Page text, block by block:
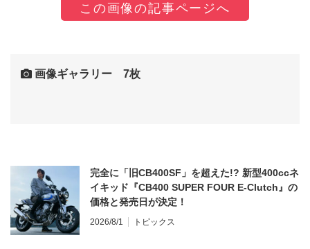
この画像の記事ページへ
画像ギャラリー 7枚
完全に「旧CB400SF」を超えた!? 新型400ccネ
イキッド『CB400 SUPER FOUR E-Clutch』の
価格と発売日が決定！
2026/8/1 トピックス